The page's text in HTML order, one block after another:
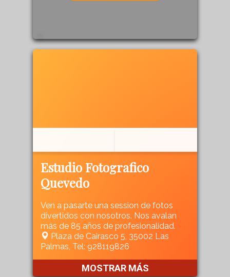
Estudio Fotografico
Quevedo
Ven a pasarte una session de fotos
divertidos con nosotros. Nos avalan
más de 85 años de profesionalidad.
Plaza de Cairasco 5, 35002 Las
Palmas, Tel: 928119826
MOSTRAR MÁS